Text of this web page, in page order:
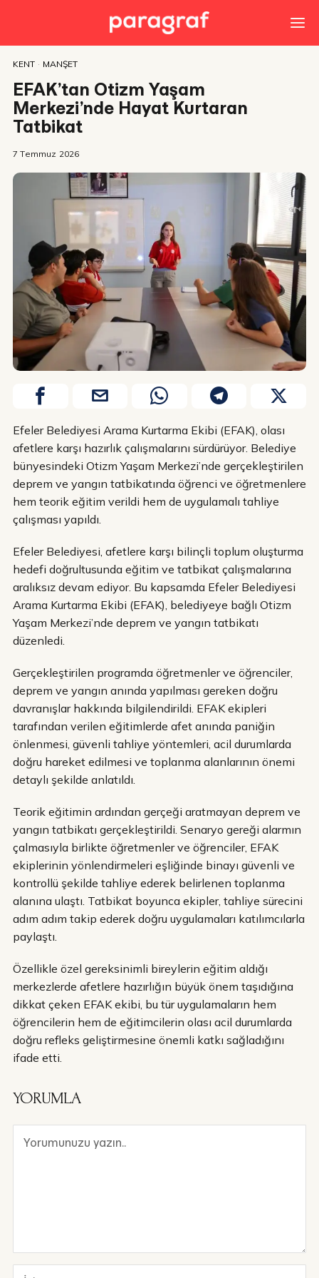
KENT · MANŞET
EFAK’tan Otizm Yaşam
Merkezi’nde Hayat Kurtaran
Tatbikat
7 Temmuz 2026
Efeler Belediyesi Arama Kurtarma Ekibi (EFAK), olası
afetlere karşı hazırlık çalışmalarını sürdürüyor. Belediye
bünyesindeki Otizm Yaşam Merkezi’nde gerçekleştirilen
deprem ve yangın tatbikatında öğrenci ve öğretmenlere
hem teorik eğitim verildi hem de uygulamalı tahliye
çalışması yapıldı.
Efeler Belediyesi, afetlere karşı bilinçli toplum oluşturma
hedefi doğrultusunda eğitim ve tatbikat çalışmalarına
aralıksız devam ediyor. Bu kapsamda Efeler Belediyesi
Arama Kurtarma Ekibi (EFAK), belediyeye bağlı Otizm
Yaşam Merkezi’nde deprem ve yangın tatbikatı
düzenledi.
Gerçekleştirilen programda öğretmenler ve öğrenciler,
deprem ve yangın anında yapılması gereken doğru
davranışlar hakkında bilgilendirildi. EFAK ekipleri
tarafından verilen eğitimlerde afet anında paniğin
önlenmesi, güvenli tahliye yöntemleri, acil durumlarda
doğru hareket edilmesi ve toplanma alanlarının önemi
detaylı şekilde anlatıldı.
Teorik eğitimin ardından gerçeği aratmayan deprem ve
yangın tatbikatı gerçekleştirildi. Senaryo gereği alarmın
çalmasıyla birlikte öğretmenler ve öğrenciler, EFAK
ekiplerinin yönlendirmeleri eşliğinde binayı güvenli ve
kontrollü şekilde tahliye ederek belirlenen toplanma
alanına ulaştı. Tatbikat boyunca ekipler, tahliye sürecini
adım adım takip ederek doğru uygulamaları katılımcılarla
paylaştı.
Özellikle özel gereksinimli bireylerin eğitim aldığı
merkezlerde afetlere hazırlığın büyük önem taşıdığına
dikkat çeken EFAK ekibi, bu tür uygulamaların hem
öğrencilerin hem de eğitimcilerin olası acil durumlarda
doğru refleks geliştirmesine önemli katkı sağladığını
ifade etti.
YORUMLA